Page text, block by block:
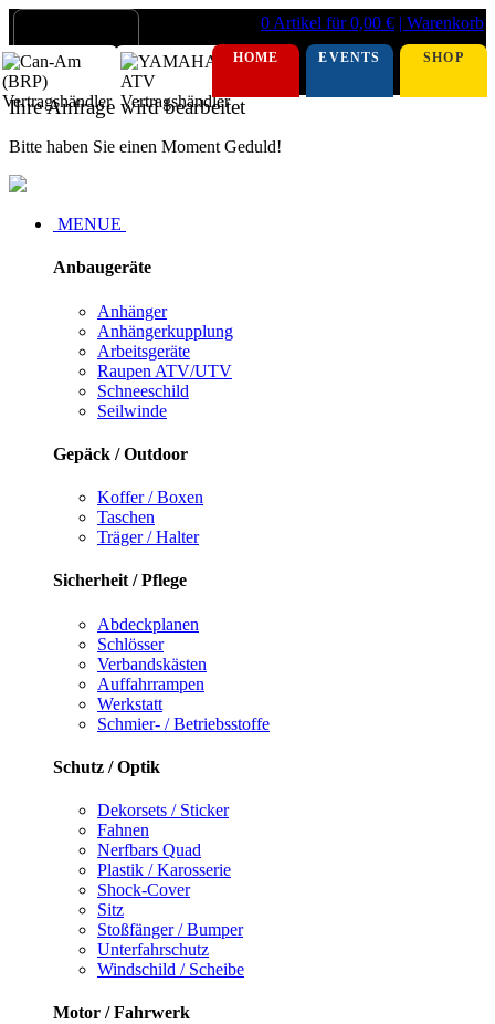
0 Artikel für 0,00 € | Warenkorb
HOME EVENTS SHOP
Ihre Anfrage wird bearbeitet
Bitte haben Sie einen Moment Geduld!
MENUE
Anbaugeräte
Anhänger
Anhängerkupplung
Arbeitsgeräte
Raupen ATV/UTV
Schneeschild
Seilwinde
Gepäck / Outdoor
Koffer / Boxen
Taschen
Träger / Halter
Sicherheit / Pflege
Abdeckplanen
Schlösser
Verbandskästen
Auffahrrampen
Werkstatt
Schmier- / Betriebsstoffe
Schutz / Optik
Dekorsets / Sticker
Fahnen
Nerfbars Quad
Plastik / Karosserie
Shock-Cover
Sitz
Stoßfänger / Bumper
Unterfahrschutz
Windschild / Scheibe
Motor / Fahrwerk